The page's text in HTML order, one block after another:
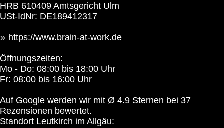
HRB 610409 Amtsgericht Ulm
USt-IdNr: DE189412317
https://www.brain-at-work.de
Öffnungszeiten:
Mo - Do: 08:00 bis 18:00 Uhr
Fr: 08:00 bis 16:00 Uhr
Auf Google werden wir mit Ø 4.9 Sternen bei 37
Rezensionen bewertet.
Standort Leutkirch im Allgäu: